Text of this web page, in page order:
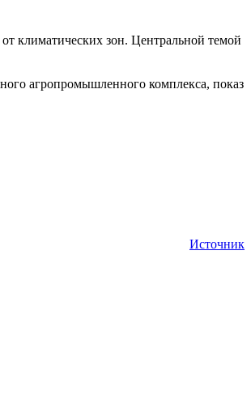
климатических зон. Центральной темой
агропромышленного комплекса, показ
Источник